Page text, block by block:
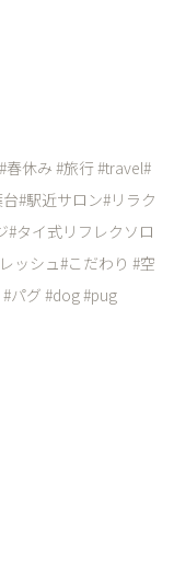
休み #旅行 #travel#
#駅近サロン#リラク
#タイ式リフレクソロ
ッシュ#こだわり #空
パグ #dog #pug